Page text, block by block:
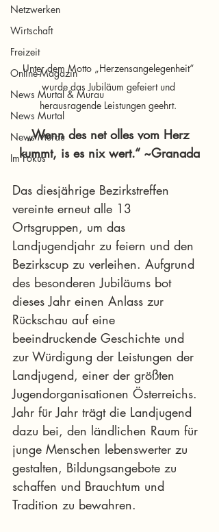
Netzwerken
Wirtschaft
Freizeit
Online-Magazin
News Murtal & Murau
News Murtal
News Murau
Im Fokus
Unter dem Motto „Herzensangelegenheit“
wurde das Jubiläum gefeiert und
herausragende Leistungen geehrt.
„Wenn des net olles vom Herz
kummt, is es nix wert.“ ~Granada
Das diesjährige Bezirkstreffen
vereinte erneut alle 13
Ortsgruppen, um das
Landjugendjahr zu feiern und den
Bezirkscup zu verleihen. Aufgrund
des besonderen Jubiläums bot
dieses Jahr einen Anlass zur
Rückschau auf eine
beeindruckende Geschichte und
zur Würdigung der Leistungen der
Landjugend, einer der größten
Jugendorganisationen Österreichs.
Jahr für Jahr trägt die Landjugend
dazu bei, den ländlichen Raum für
junge Menschen lebenswerter zu
gestalten, Bildungsangebote zu
schaffen und Brauchtum und
Tradition zu bewahren.